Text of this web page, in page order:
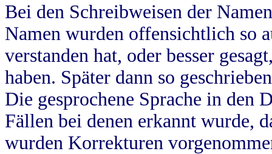
Bei den Schreibweisen der
Namen wurden offensichtlich so
verstanden hat, oder besser
haben. Später dann so
Die gesprochene Sprache in
Fällen bei denen erkannt wurde,
wurden Korrekturen